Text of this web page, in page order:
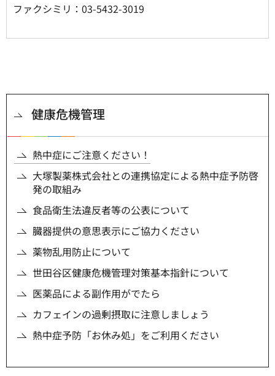
ファクシミリ：03-5432-3019
健康危機管理
熱中症にご注意ください！
大塚製薬株式会社との連携協定による熱中症予防啓
発の取組み
食品衛生法違反者等の公表について
臓器提供の意思表示にご協力ください
薬物乱用防止について
世田谷区健康危機管理対策基本指針について
医薬品による副作用がでたら
カフェインの過剰摂取に注意しましょう
熱中症予防「お休み処」をご利用ください